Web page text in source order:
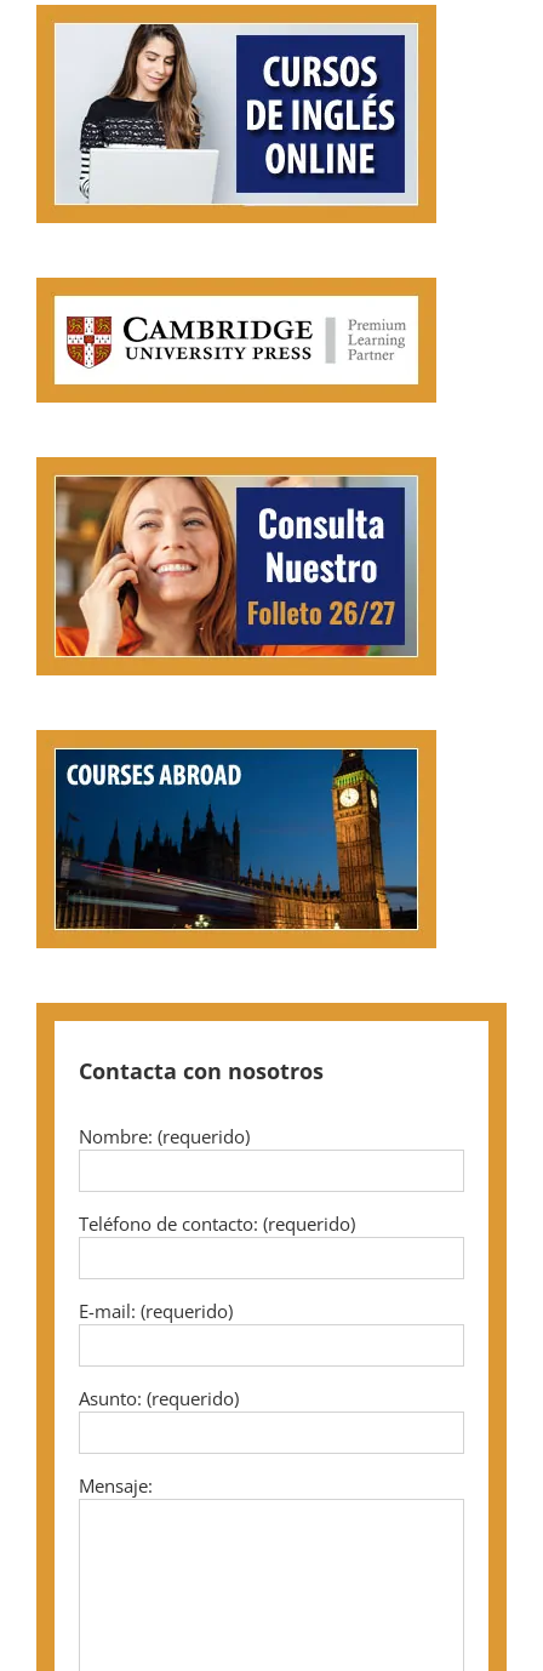
Contacta con nosotros
Nombre: (requerido)
Teléfono de contacto: (requerido)
E-mail: (requerido)
Asunto: (requerido)
Mensaje: